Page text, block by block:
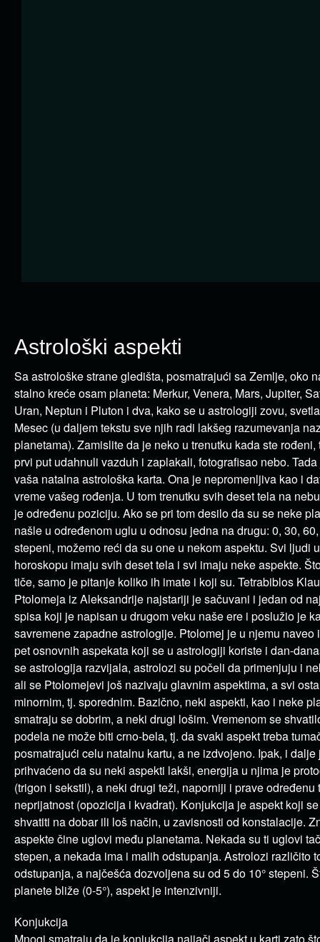
Astrološki aspekti
Sa astrološke strane gledišta, posmatrajući sa Zemlje, oko
stalno kreće osam planeta: Merkur, Venera, Mars, Jupiter,
Uran, Neptun i Pluton i dva, kako se u astrologiji zovu,
Mesec (u daljem tekstu sve njih radi lakšeg razumevanja
planetama). Zamislite da je neko u trenutku kada ste rođeni,
prvi put udahnuli vazduh i zaplakali, fotografisao nebo.
vaša natalna astrološka karta. Ona je nepromenljiva kao i
vreme vašeg rođenja. U tom trenutku svih deset tela na
je određenu poziciju. Ako se pri tom desilo da su se neke
našle u određenom uglu u odnosu jedna na drugu: 0, 30,
stepeni, možemo reći da su one u nekom aspektu. Svi ljudi
horoskopu imaju svih deset tela i svi imaju neke aspekte.
tiče, samo je pitanje koliko ih imate i koji su. Tetrabiblos
Ptolomeja iz Aleksandrije najstariji je sačuvani i jedan od
spisa koji je napisan u drugom veku naše ere i poslužio je
savremene zapadne astrologije. Ptolomej je u njemu naveo
pet osnovnih aspekata koji se u astrologiji koriste i dan-
se astrologija razvijala, astrolozi su počeli da primenjuju i
ali se Ptolomejevi još nazivaju glavnim aspektima, a svi
minornim, tj. sporednim. Bazično, neki aspekti, kao i neke
smatraju se dobrim, a neki drugi lošim. Vremenom se
podela ne može biti crno-bela, tj. da svaki aspekt treba
posmatrajući celu natalnu kartu, a ne izdvojeno. Ipak, i dalje
prihvaćeno da su neki aspekti lakši, energija u njima je
(trigon i sekstil), a neki drugi teži, naporniji i prave određenu
neprijatnost (opozicija i kvadrat). Konjukcija je aspekt koji
shvatiti na dobar ili loš način, u zavisnosti od konstalacije.
aspekte čine uglovi među planetama. Nekada su ti uglovi
stepen, a nekada ima i malih odstupanja. Astrolozi različito
odstupanja, a najčešća dozvoljena su od 5 do 10° stepeni.
planete bliže (0-5°), aspekt je intenzivniji.
Konjukcija